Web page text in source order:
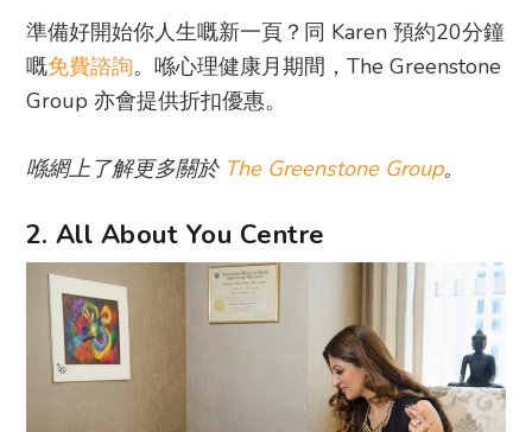
準備好開始你人生嘅新一頁？同 Karen 預約20分鐘
嘅免費諮詢。喺心理健康月期間，The Greenstone
Group 亦會提供折扣優惠。
喺網上了解更多關於 The Greenstone Group。
2. All About You Centre